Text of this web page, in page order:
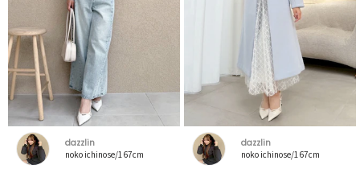
dazzlin
noko ichinose/167cm
dazzlin
noko ichinose/167cm